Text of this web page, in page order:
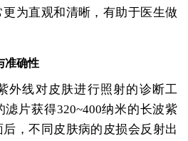
为直观和清晰，有助于医生做
准确性
外线对皮肤进行照射的诊断工
片获得320~400纳米的长波紫
，不同皮肤病的皮损会反射出